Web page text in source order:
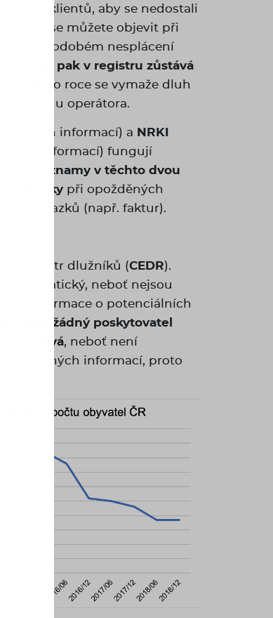
svých klientů, aby se nedostali
se můžete objevit při
dlouhodobém nesplácení
dat pak v registru zůstává
, ale již po roce se vymaže dluh
u operátora.
informací) a NRKI
informací) fungují
Záznamy v těchto dvou
čtyři roky při opožděných
závazků (např. faktur).
registr dlužníků (CEDR).
neboť nejsou
informace o potenciálních
s ním žádný poskytovatel
neuznává, neboť není
smyšlených informací, proto